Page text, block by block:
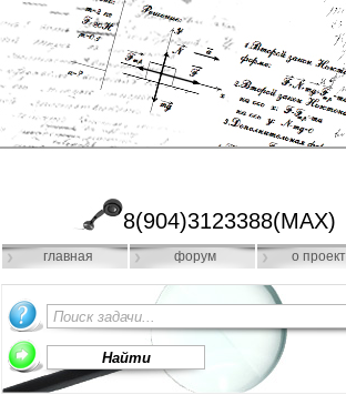
главная форум о